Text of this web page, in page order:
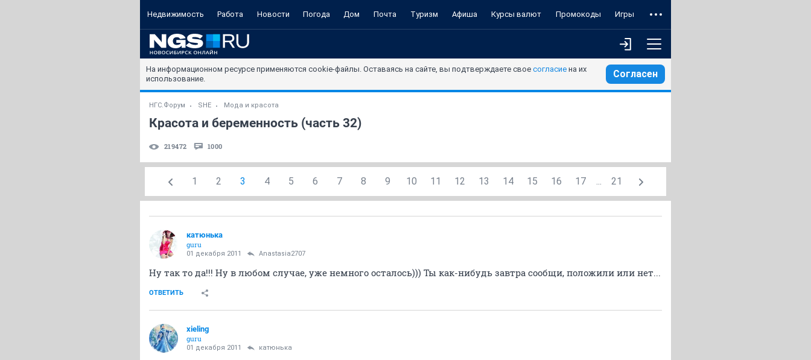
Недвижимость Работа Новости Погода Дом Почта Туризм Афиша Курсы валют Промокоды Игры
На информационном ресурсе применяются cookie-файлы. Оставаясь на сайте, вы подтверждаете свое согласие на их
использование.
Согласен
НГС.Форум SHE Мода и красота
Красота и беременность (часть 32)
219472 1000
1 2 3 4 5 6 7 8 9 10 11 12 13 14 15 16 17 ... 21
катюнька
guru
01 декабря 2011 Anastasia2707
Ну так то да!!! Ну в любом случае, уже немного осталось))) Ты как-нибудь завтра сообщи, положили или нет...
ОТВЕТИТЬ
xieling
guru
01 декабря 2011 катюнька